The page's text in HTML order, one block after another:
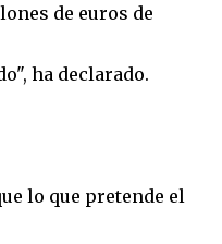
de euros de
ha declarado.
lo que pretende el